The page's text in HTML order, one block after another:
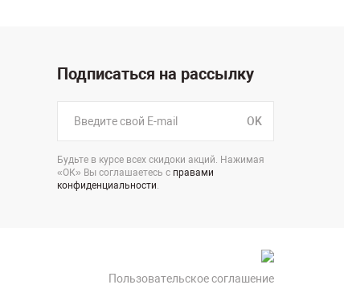
Подписаться на рассылку
OK
Будьте в курсе всех скидоки акций. Нажимая
«ОК» Вы соглашаетесь с правами
конфиденциальности.
Пользовательское соглашение